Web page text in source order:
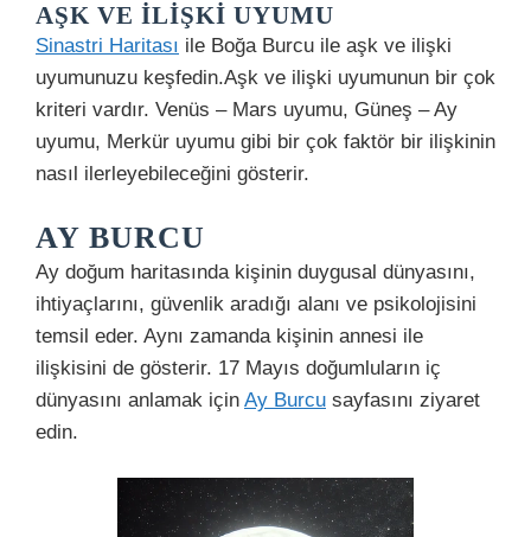
AŞK VE İLIŞKI UYUMU
Sinastri Haritası ile Boğa Burcu ile aşk ve ilişki
uyumunuzu keşfedin.Aşk ve ilişki uyumunun bir çok
kriteri vardır. Venüs – Mars uyumu, Güneş – Ay
uyumu, Merkür uyumu gibi bir çok faktör bir ilişkinin
nasıl ilerleyebileceğini gösterir.
AY BURCU
Ay doğum haritasında kişinin duygusal dünyasını,
ihtiyaçlarını, güvenlik aradığı alanı ve psikolojisini
temsil eder. Aynı zamanda kişinin annesi ile
ilişkisini de gösterir. 17 Mayıs doğumluların iç
dünyasını anlamak için Ay Burcu sayfasını ziyaret
edin.